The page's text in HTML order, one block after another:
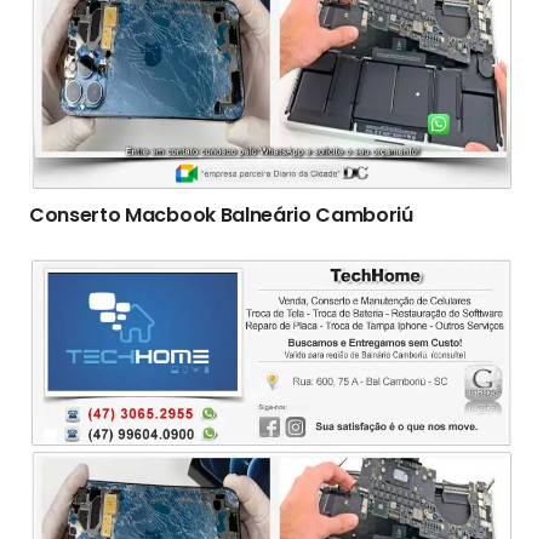
Conserto Macbook Balneário Camboriú